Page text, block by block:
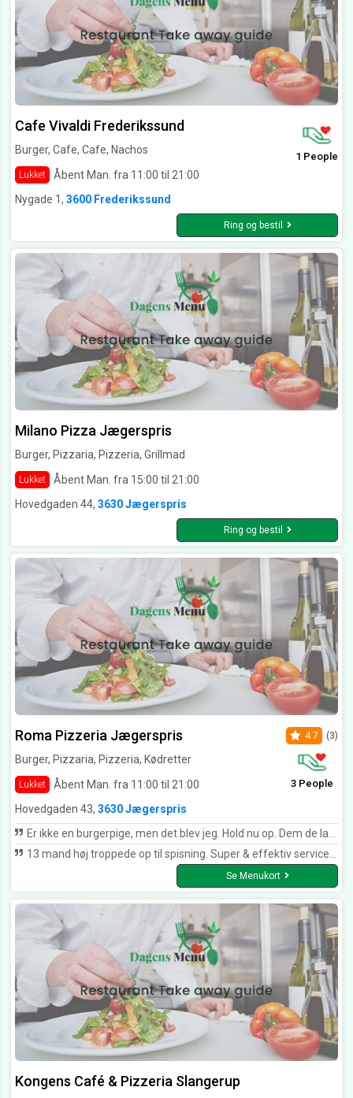
Cafe Vivaldi Frederikssund
Burger, Cafe, Cafe, Nachos
Lukket Åbent Man. fra 11:00 til 21:00
1 People
Nygade 1, 3600 Frederikssund
Ring og bestil
Milano Pizza Jægerspris
Burger, Pizzaria, Pizzeria, Grillmad
Lukket
Åbent Man. fra 15:00 til 21:00
Hovedgaden 44, 3630 Jægerspris
Ring og bestil
Roma Pizzeria Jægerspris
Burger, Pizzaria, Pizzeria, Kødretter
Lukket Åbent Man. fra 11:00 til 21:00
4.7 (3)
3 People
Hovedgaden 43, 3630 Jægerspris
Er ikke en burgerpige, men det blev jeg. Hold nu op. Dem de laver på Roma kan ingen hamle op med - de er fantastiske. Og så er de bare altid rare og smilende, og man føler sig velkommen
13 mand høj troppede op til spisning. Super & effektiv service og rigtig gode pizzaer, durum, pizza sandwich samt burgere! En god oplevelse.
Se Menukort
Kongens Café & Pizzeria Slangerup